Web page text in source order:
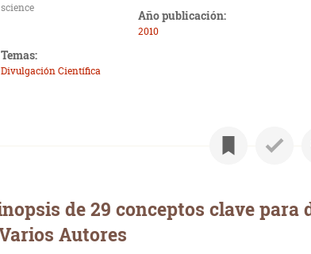
science
Año publicación:
2010
Temas:
Divulgación Científica
de 29 conceptos clave
Autores